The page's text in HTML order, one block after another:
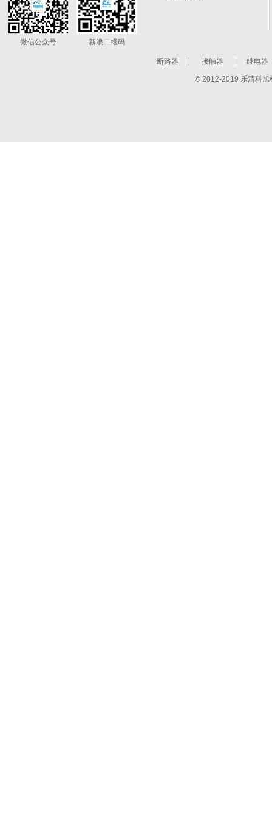
微信公众号 新浪二维码
断路器 接触器 继电器
© 2012-2019 乐清科旭